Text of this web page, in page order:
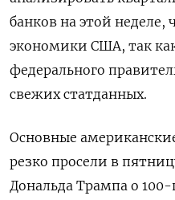
банков на этой неделе,
экономики США, так
федерального
свежих статданных.
Основные
резко просели в
Дональда Трампа о